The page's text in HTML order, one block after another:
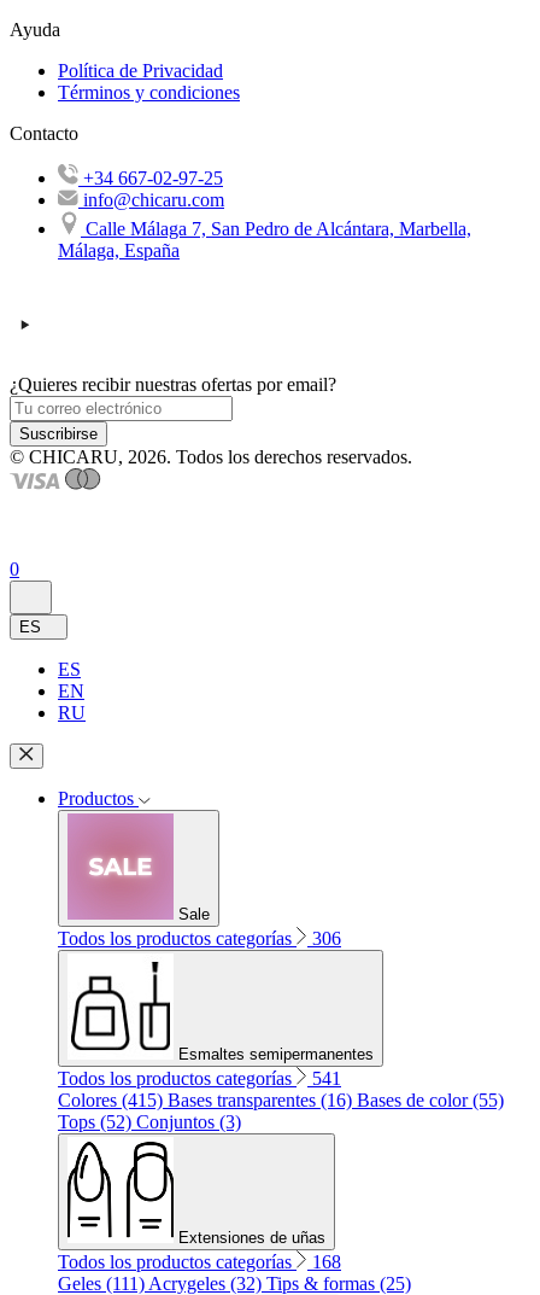
Ayuda
Política de Privacidad
Términos y condiciones
Contacto
+34 667-02-97-25
info@chicaru.com
Calle Málaga 7, San Pedro de Alcántara, Marbella,
Málaga, España
¿Quieres recibir nuestras ofertas por email?
Suscribirse
© CHICARU, 2026. Todos los derechos reservados.
0
ES
ES
EN
RU
Productos
Sale
Todos los productos categorías 306
Esmaltes semipermanentes
Todos los productos categorías
541
Colores (415) Bases transparentes (16) Bases de color (55)
Tops (52) Conjuntos (3)
Extensiones de uñas
Todos los productos categorías
168
Geles (111) Acrygeles (32) Tips & formas (25)